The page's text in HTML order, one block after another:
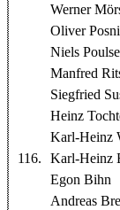
Werner
Oliver
Niels
Manfred
Siegfried
Heinz
Karl-Heinz
116.
Karl-Heinz
Egon Bihn
Andreas